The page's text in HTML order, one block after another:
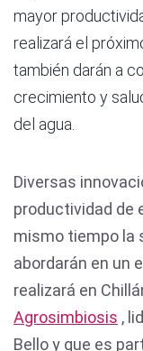
mayor
realizará el
también darán a
crecimiento y
del agua.
Diversas
productividad de
mismo tiempo la
abordarán en un
realizará en
Agrosimbiosis ,
Bello y que es